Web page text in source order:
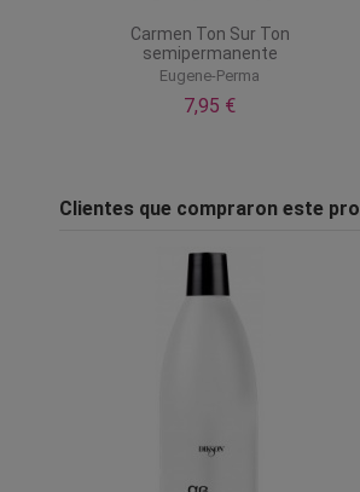
Carmen Ton Sur Ton
semipermanente
Eugene-Perma
7,95 €
Clientes que compraron este